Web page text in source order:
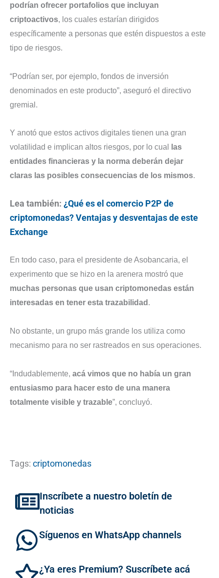
podrían ofrecer portafolios que incluyan
criptoactivos, los cuales estarían dirigidos
específicamente a personas que estén dispuestos a este
tipo de riesgos.
“Podrían ser, por ejemplo, fondos de inversión
denominados en este producto”, aseguró el directivo
gremial.
Y anotó que estos activos digitales tienen una gran
volatilidad e implican altos riesgos, por lo cual
las
entidades financieras y la norma deberán dejar
claras las posibles consecuencias de los mismos.
Lea también: ¿Qué es el comercio P2P de
criptomonedas? Ventajas y desventajas de este
Exchange
En todo caso, para el presidente de Asobancaria, el
experimento que se hizo en la arenera mostró que
muchas personas que usan criptomonedas están
interesadas en tener esta trazabilidad .
No obstante, un grupo más grande los utiliza como
mecanismo para no ser rastreados en sus operaciones.
“Indudablemente, acá vimos que no había un gran
entusiasmo para hacer esto de una manera
totalmente visible y trazable”, concluyó.
Tags: criptomonedas
Inscríbete a nuestro boletín de
noticias
Síguenos en WhatsApp channels
¿Ya eres Premium? Suscríbete acá